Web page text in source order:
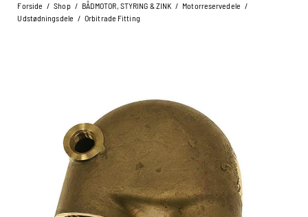
Forside / Shop / BÅDMOTOR, STYRING & ZINK / Motorreservedele /
Udstødningsdele / Orbitrade Fitting